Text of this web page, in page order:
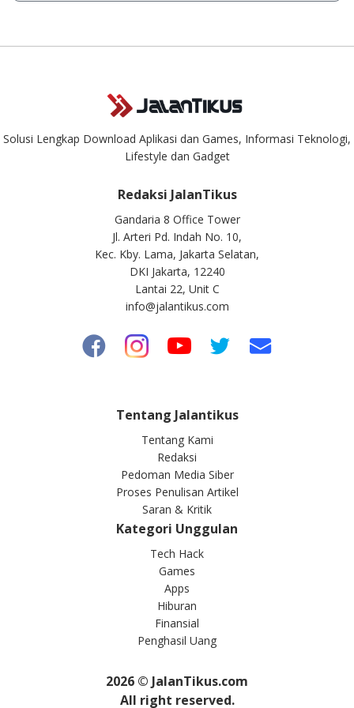
Kami dengan senang hati menjawab setiap pertanyaan yang
Solusi Lengkap Download Aplikasi dan Games, Informasi Teknologi,
Lifestyle dan Gadget
Redaksi JalanTikus
Gandaria 8 Office Tower
Jl. Arteri Pd. Indah No. 10,
Kec. Kby. Lama, Jakarta Selatan,
DKI Jakarta, 12240
Lantai 22, Unit C
info@jalantikus.com
Tentang Jalantikus
Tentang Kami
Redaksi
Pedoman Media Siber
Proses Penulisan Artikel
Saran & Kritik
Kategori Unggulan
Tech Hack
Games
Apps
Hiburan
Finansial
Penghasil Uang
2026 © JalanTikus.com
All right reserved.